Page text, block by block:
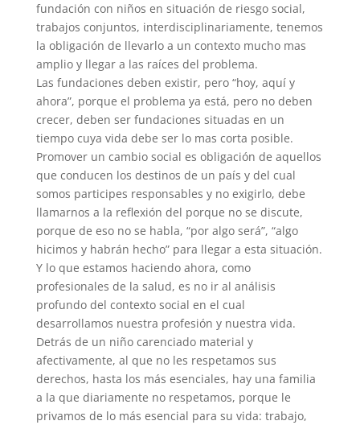
fundación con niños en situación de riesgo social,
trabajos conjuntos, interdisciplinariamente, tenemos
la obligación de llevarlo a un contexto mucho mas
amplio y llegar a las raíces del problema.
Las fundaciones deben existir, pero “hoy, aquí y
ahora”, porque el problema ya está, pero no deben
crecer, deben ser fundaciones situadas en un
tiempo cuya vida debe ser lo mas corta posible.
Promover un cambio social es obligación de aquellos
que conducen los destinos de un país y del cual
somos participes responsables y no exigirlo, debe
llamarnos a la reflexión del porque no se discute,
porque de eso no se habla, “por algo será”, “algo
hicimos y habrán hecho” para llegar a esta situación.
Y lo que estamos haciendo ahora, como
profesionales de la salud, es no ir al análisis
profundo del contexto social en el cual
desarrollamos nuestra profesión y nuestra vida.
Detrás de un niño carenciado material y
afectivamente, al que no les respetamos sus
derechos, hasta los más esenciales, hay una familia
a la que diariamente no respetamos, porque le
privamos de lo más esencial para su vida: trabajo,